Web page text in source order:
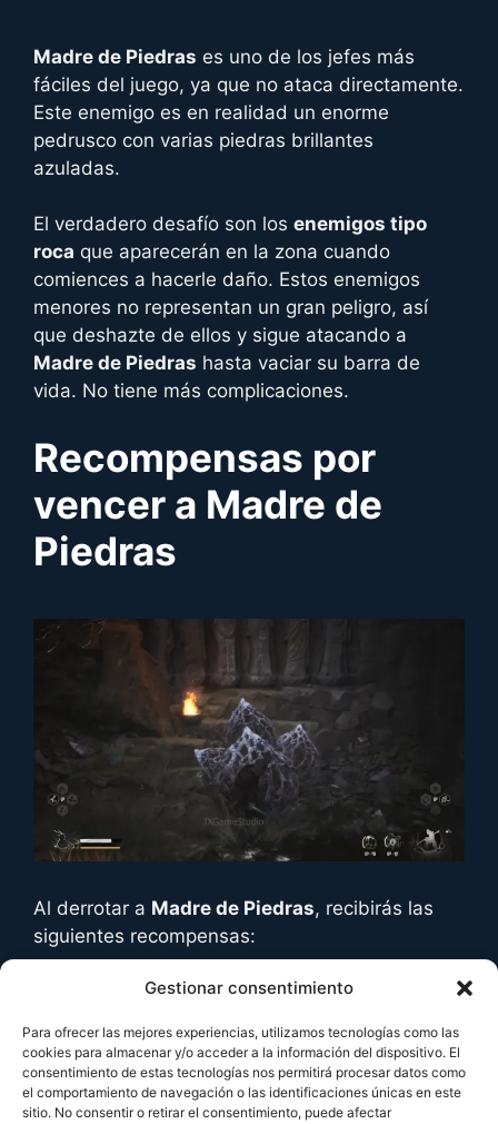
Gestionar consentimiento
Para ofrecer las mejores experiencias, utilizamos tecnologías como las
cookies para almacenar y/o acceder a la información del dispositivo. El
consentimiento de estas tecnologías nos permitirá procesar datos como
el comportamiento de navegación o las identificaciones únicas en este
sitio. No consentir o retirar el consentimiento, puede afectar
Madre de Piedras es uno de los jefes más
fáciles del juego, ya que no ataca directamente.
Este enemigo es en realidad un enorme
pedrusco con varias piedras brillantes
azuladas.
El verdadero desafío son los enemigos tipo
roca que aparecerán en la zona cuando
comiences a hacerle daño. Estos enemigos
menores no representan un gran peligro, así
que deshazte de ellos y sigue atacando a
Madre de Piedras hasta vaciar su barra de
vida. No tiene más complicaciones.
Recompensas por
vencer a Madre de
Piedras
Al derrotar a Madre de Piedras, recibirás las
siguientes recompensas:
Esencia pétrea x1
Seda x2
Ten en cuenta que laEsencia pétreaes un